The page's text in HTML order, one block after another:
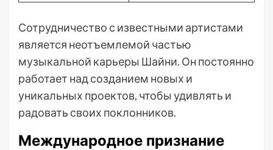
Сотрудничество с известными артистами
является неотъемлемой частью
музыкальной карьеры Шайни. Он постоянно
работает над созданием новых и
уникальных проектов, чтобы удивлять и
радовать своих поклонников.
Международное признание